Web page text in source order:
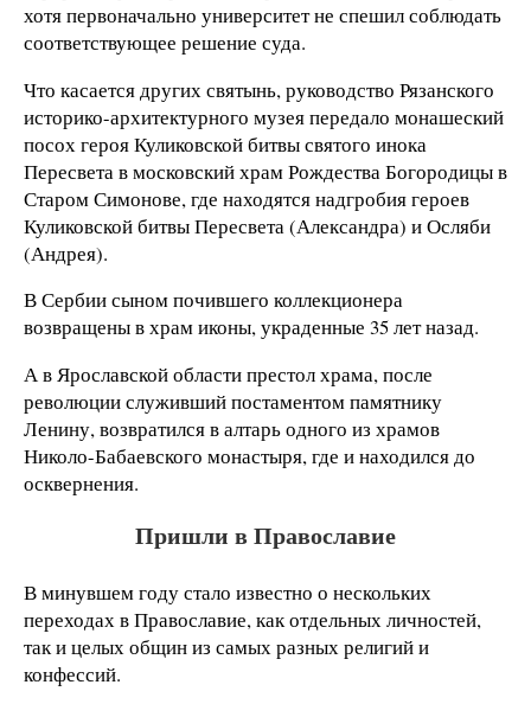
хотя первоначально университет не спешил соблюдать
соответствующее решение суда.
Что касается других святынь, руководство Рязанского
историко-архитектурного музея передало монашеский
посох героя Куликовской битвы святого инока
Пересвета в московский храм Рождества Богородицы в
Старом Симонове, где находятся надгробия героев
Куликовской битвы Пересвета (Александра) и Осляби
(Андрея).
В Сербии сыном почившего коллекционера
возвращены в храм иконы, украденные 35 лет назад.
А в Ярославской области престол храма, после
революции служивший постаментом памятнику
Ленину, возвратился в алтарь одного из храмов
Николо-Бабаевского монастыря, где и находился до
осквернения.
Пришли в Православие
В минувшем году стало известно о нескольких
переходах в Православие, как отдельных личностей,
так и целых общин из самых разных религий и
конфессий.